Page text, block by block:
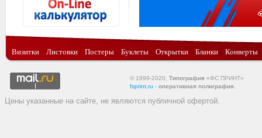
Визитки Листовки Постеры Буклеты Открытки Бланки Конверты
© 1999-2020, Типография «ФС ПРИНТ»
fsprint.ru - оперативная полиграфия
Цены указанные на сайте, не являются публичной офертой.